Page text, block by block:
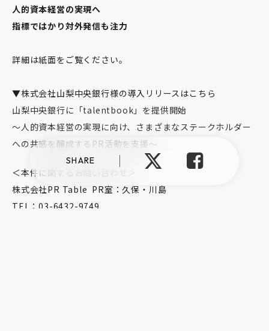
SHARE
人的資本経営の実現へ
指標ではかり対外発信も注力
詳細は紙面をご覧ください。
▼株式会社山梨中央銀行様の導入リリースはこちら
山梨中央銀行に「talentbook」を提供開始
～人的資本経営の実現に向け、さまざまなステークホルダー
への共感を醸成するPR活動を支援～
＜本件に関するお問い合わせ＞
株式会社PR Table PR室：久保・川島
TEL：03-6432-9749